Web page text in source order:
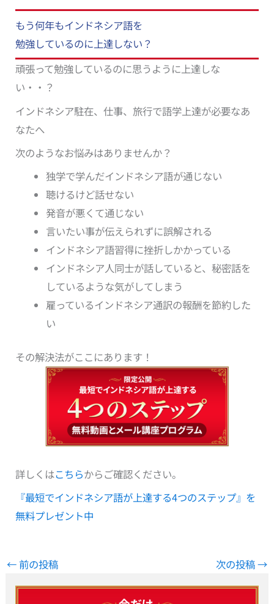
もう何年もインドネシア語を
勉強しているのに上達しない？
頑張って勉強しているのに思うように上達しな
い・・？
インドネシア駐在、仕事、旅行で語学上達が必要なあ
なたへ
次のようなお悩みはありませんか？
独学で学んだインドネシア語が通じない
聴けるけど話せない
発音が悪くて通じない
言いたい事が伝えられずに誤解される
インドネシア語習得に挫折しかかっている
インドネシア人同士が話していると、秘密話を
しているような気がしてしまう
雇っているインドネシア通訳の報酬を節約した
い
その解決法がここにあります！
詳しくはこちらからご確認ください。
『最短でインドネシア語が上達する4つのステップ』を
無料プレゼント中
←前の投稿 次の投稿→